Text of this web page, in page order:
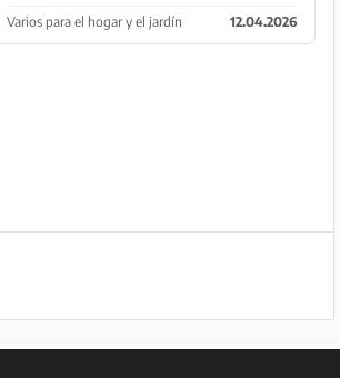
izquierdo. Protección solar, no
oscurecimiento, ver foto. Medidas
Varios para el hogar y el jardín 12.04.2026